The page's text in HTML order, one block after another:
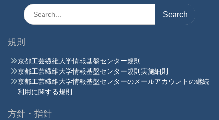
Search
for:
規則
京都工芸繊維大学情報基盤センター規則
京都工芸繊維大学情報基盤センター規則実施細則
京都工芸繊維大学情報基盤センターのメールアカウントの継続
利用に関する規則
方針・指針